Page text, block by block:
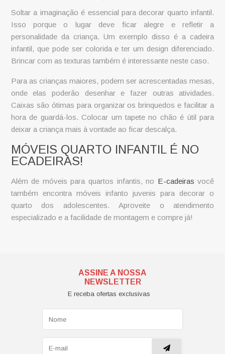
Soltar a imaginação é essencial para decorar quarto infantil.
Isso porque o lugar deve ficar alegre e refletir a
personalidade da criança. Um exemplo disso é a cadeira
infantil, que pode ser colorida e ter um design diferenciado.
Brincar com as texturas também é interessante neste caso.
Para as crianças maiores, podem ser acrescentadas mesas,
onde elas poderão desenhar e fazer outras atividades.
Caixas são ótimas para organizar os brinquedos e facilitar a
hora de guardá-los. Colocar um tapete no chão é útil para
deixar a criança mais à vontade ao ficar descalça.
MÓVEIS QUARTO INFANTIL É NO
ECADEIRAS!
Além de móveis para quartos infantis, no E-cadeiras você
também encontra móveis infanto juvenis para decorar o
quarto dos adolescentes. Aproveite o atendimento
especializado e a facilidade de montagem e compre já!
ASSINE A NOSSA
NEWSLETTER
E receba ofertas exclusivas